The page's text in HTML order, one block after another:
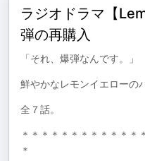
ラジオドラマ【
弾の再購入
「それ、爆弾なんです。」
鮮やかなレモンイエローの
全７話。
＊＊＊＊＊＊＊＊＊＊＊＊
＊